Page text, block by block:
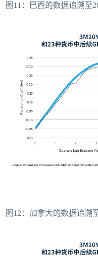
图11：巴西的数据追溯至
图12：加拿大的数据追溯